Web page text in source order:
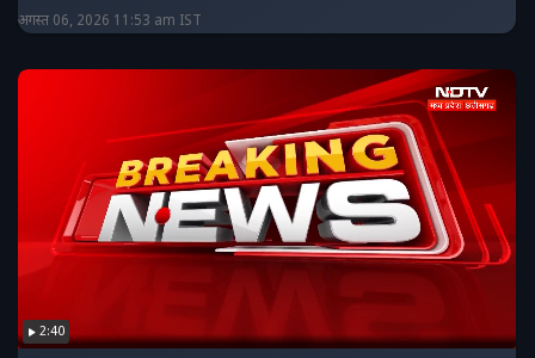
अगस्त 06, 2026 11:53 am IST
2:40